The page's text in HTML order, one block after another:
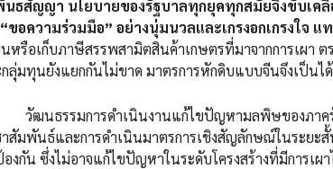
นธสัญญา นโยบายของรัฐบาลทุกยุคทุกสมัยจึงขับเค
ขอความร่วมมือ” อย่างนุ่มนวลและเกรงอกเกรงใจ
หรือเก็บภาษีสรรพสามิตสินค้าเกษตรที่มาจากการเผา
ลุ่มทุนยังแยกกันไม่ขาด มาตรการหักดิบแบบจีนจึงเป็นไ
การดำเนินงานแก้ไขปัญหามลพิษของภาครัฐไ
สัมพันธ์และการดำเนินมาตรการเชิงสัญลักษณ์ในระยะ
งกัน ซึ่งไม่อาจแก้ไขปัญหาในระดับโครงสร้างที่มีการเ